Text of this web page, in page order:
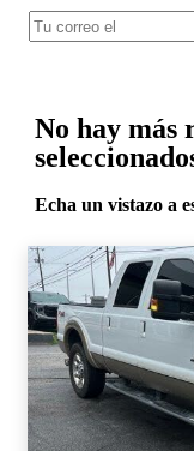
No hay más
Echa un vistazo a